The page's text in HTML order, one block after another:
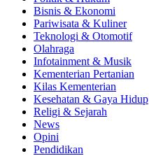
Bisnis & Ekonomi
Pariwisata & Kuliner
Teknologi & Otomotif
Olahraga
Infotainment & Musik
Kementerian Pertanian
Kilas Kementerian
Kesehatan & Gaya Hidup
Religi & Sejarah
News
Opini
Pendidikan